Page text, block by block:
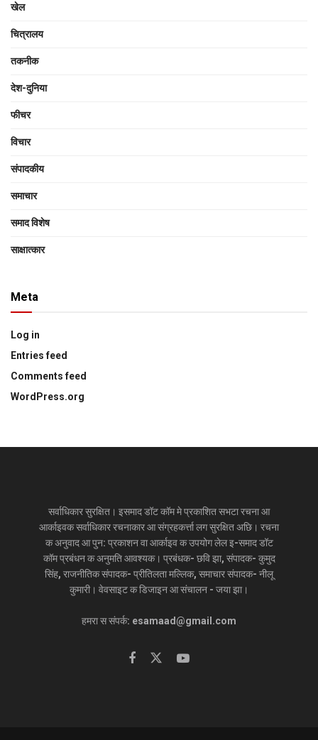
खेल
चित्रालय
तकनीक
देश-दुनिया
फीचर
विचार
संपादकीय
समाचार
समाद विशेष
साक्षात्‍कार
Meta
Log in
Entries feed
Comments feed
WordPress.org
सर्वाधिकार सुरक्षित। इसमाद डॉट कॉम मे प्रकाशित सभटा रचना आ
आर्काइवक सर्वाधिकार रचनाकार आ संग्रहकर्त्ता लग सुरक्षित अछि। रचना
क अनुवाद आ पुन: प्रकाशन वा आर्काइव क उपयोग लेल इ-समाद डॉट
कॉम प्रबंधन क अनुमति आवश्यक। प्रबंधक- छवि झा, संपादक- कुमुद
सिंह, राजनीतिक संपादक- प्रीतिलता मल्लिक, समाचार संपादक- नीलू
कुमारी। वेवसाइट क डिजाइन आ संचालन - जया झा।
हमरा स संपर्क: esamaad@gmail.com